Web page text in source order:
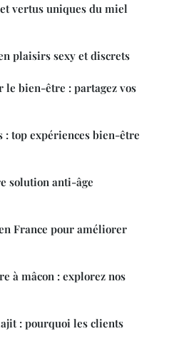
vertus uniques du miel
plaisirs sexy et discrets
le bien-être : partagez vos
: top expériences bien-être
solution anti-âge
France pour améliorer
à mâcon : explorez nos
: pourquoi les clients